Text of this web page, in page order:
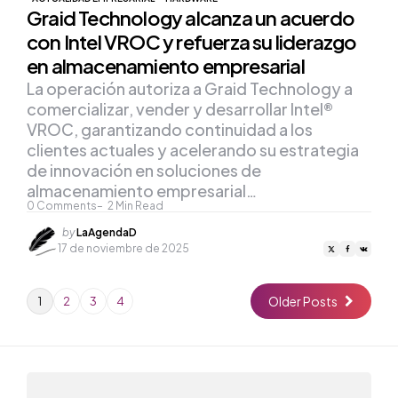
Graid Technology alcanza un acuerdo
con Intel VROC y refuerza su liderazgo
en almacenamiento empresarial
0 Comments 2 Min Read
La operación autoriza a Graid Technology a
comercializar, vender y desarrollar Intel®
VROC, garantizando continuidad a los
clientes actuales y acelerando su estrategia
de innovación en soluciones de
almacenamiento empresarial…
Posted
by
byLaAgendaD
17 de noviembre de 2025
1 2 3 4 Older Posts